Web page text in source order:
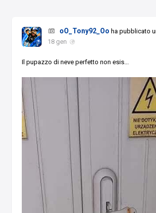
oO_Tony92_Oo ha pubblicato
18 gen
Il pupazzo di neve perfetto non esis...